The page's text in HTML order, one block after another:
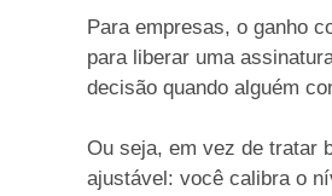
Para empresas, o ganho
para liberar uma
decisão quando alguém
Ou seja, em vez de tratar
ajustável: você calibra o